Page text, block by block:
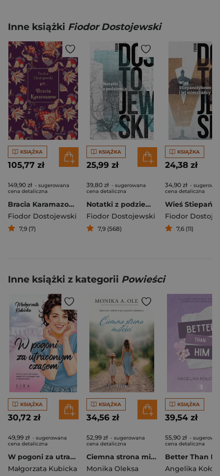
Inne książki Fiodor Dostojewski
KSIĄŻKA
105,77 zł
149,90 zł - sugerowana
cena detaliczna
Bracia Karamazow. Edycja elegancka
Fiodor Dostojewski
7,9 (7)
KSIĄŻKA
25,99 zł
39,80 zł - sugerowana
cena detaliczna
Notatki z podziemia
Fiodor Dostojewski
7,9 (568)
KSIĄŻKA
24,38 zł
34,90 zł -
cena detaliczna
Fiodor
7,6 (11)
Inne książki z kategorii Powieści
KSIĄŻKA
30,72 zł
49,99 zł - sugerowana
cena detaliczna
W pogoni za utraconym czasem
Małgorzata Kubicka
KSIĄŻKA
34,56 zł
52,99 zł - sugerowana
cena detaliczna
Ciemna strona miłości
Monika Oleksa
KSIĄŻKA
39,54 zł
55,90 zł -
cena detaliczna
Better Than
Angelika